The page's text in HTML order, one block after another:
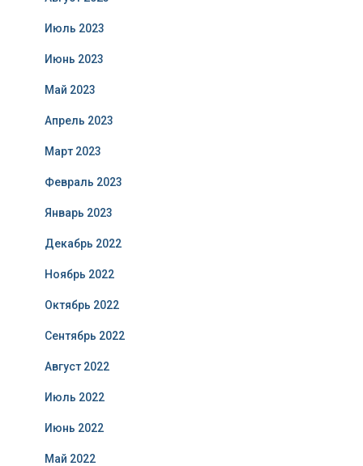
Июль 2023
Июнь 2023
Май 2023
Апрель 2023
Март 2023
Февраль 2023
Январь 2023
Декабрь 2022
Ноябрь 2022
Октябрь 2022
Сентябрь 2022
Август 2022
Июль 2022
Июнь 2022
Май 2022